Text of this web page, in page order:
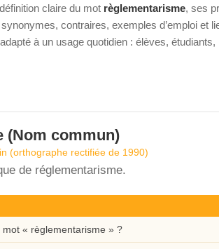
claire du mot règlementarisme, ses
contraires, exemples d’emploi et
à un usage quotidien : élèves,
(Nom commun)
(orthographe rectifiée de 1990)
de réglementarisme.
« règlementarisme » ?